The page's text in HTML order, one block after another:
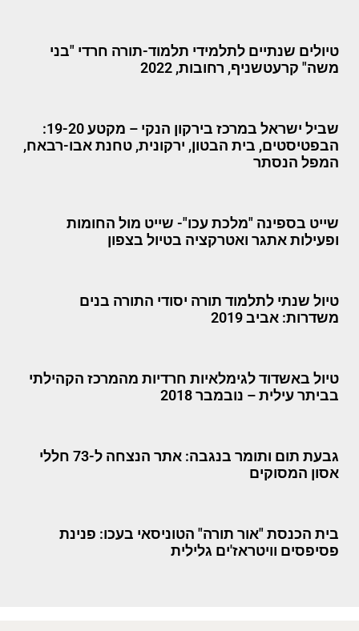
טיולים שנתיים לתלמידי תלמוד-תורה חרדי "בני
משה" קרעטשניף, רחובות, 2022
שביל ישראל במרכז בירקון הנקי – מקטע 19-20:
הבפטיסטים, בית הבטון, ירקונית, טחנת אבו-רבאח,
המפל הנסתר
שייט בספינה "מלכת עכו"- שייט מול החומות
ופעילות אתגר ואטרקציה בטיול בצפון
טיול שנתי לתלמוד תורה יסודי התורה בנים
משדרות: אביב 2019
טיול באשדוד לגימלאיות חרדיות מהמרכז הקהילתי
בביתר עילית – נובמבר 2018
גבעת תום ותומר בנגבה: אתר הנצחה ל-73 חללי
אסון המסוקים
בית הכנסת "אור תורה" הטוניסאי בעכו: פנינת
פסיפסים וויטראז'ים גלילית